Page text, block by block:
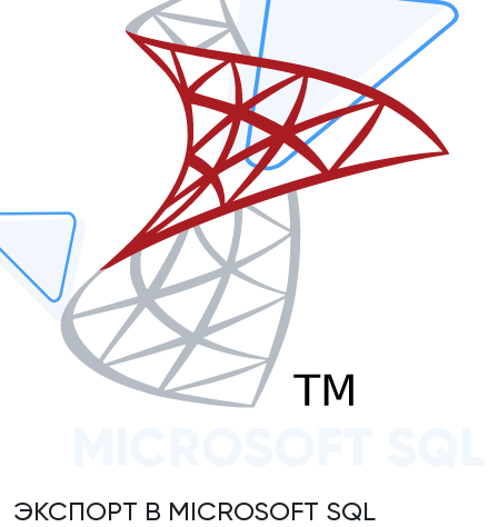
ЭКСПОРТ В MICROSOFT SQL